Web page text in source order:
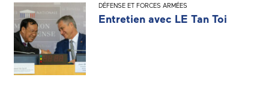
DÉFENSE ET FORCES ARMÉES
Entretien avec LE Tan Toi